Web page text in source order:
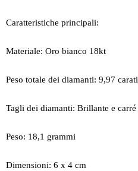
Caratteristiche principali:
Materiale: Oro bianco 18kt
Peso totale dei diamanti: 9,97 carati
Tagli dei diamanti: Brillante e carré
Peso: 18,1 grammi
Dimensioni: 6 x 4 cm